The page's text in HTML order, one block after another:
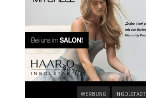
WERBUNG INGOLSTADT